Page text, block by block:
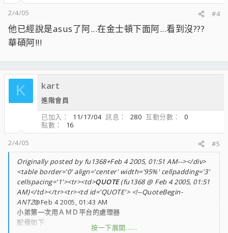
2/4/05
#4
他已經說是asus了阿...在金士頓下面阿...看到沒???
華碩阿!!!
K kart
進階會員
已加入
11/17/04 訊息 280 互動分數
0
點數
16
2/4/05
#5
Originally posted by fu1368+Feb 4 2005, 01:51 AM--></div>
<table border='0' align='center' width='95%' cellpadding='3'
cellspacing='1'><tr><td>QUOTE(fu1368 @ Feb 4 2005, 01:51
AM)</td></tr><tr><td id='QUOTE'> <!--QuoteBegin-
ANTZ@Feb 4 2005, 01:43 AM
小弟第一次用ＡＭＤ平台的處理器
配備如下:
按一下展開……